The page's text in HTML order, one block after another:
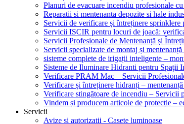
Planuri de evacuare incendiu profesionale
Reparatii si mentenanta depozite si hale
Servicii de verificare și întreținere
Servicii ISCIR pentru locuri de joacă:
Servicii Profesionale de Mentenanță și
Servicii specializate de montaj și
sisteme complete de irigații inteligente –
Sisteme de Iluminare Hidranti pentru Spații
Verificare PRAM Mac – Servicii
Verificare și întreținere hidranți –
Verificare stingătoare de incendiu – Servicii
Vindem și producem articole de protecție –
Servicii
Avize si autorizatii - Casete luminoase